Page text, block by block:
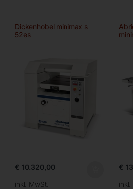
Dickenhobel minimax s
52es
€ 10.320,00
inkl. MwSt.
€
inkl.